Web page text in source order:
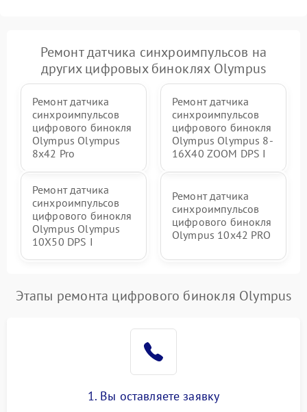
Ремонт датчика синхроимпульсов на
других цифровых биноклях Olympus
Ремонт датчика
синхроимпульсов
цифрового бинокля
Olympus Olympus
8x42 Pro
Ремонт датчика
синхроимпульсов
цифрового бинокля
Olympus Olympus 8-
16X40 ZOOM DPS I
Ремонт датчика
синхроимпульсов
цифрового бинокля
Olympus Olympus
10X50 DPS I
Ремонт датчика
синхроимпульсов
цифрового бинокля
Olympus 10x42 PRO
Этапы ремонта цифрового бинокля Olympus
1. Вы оставляете заявку